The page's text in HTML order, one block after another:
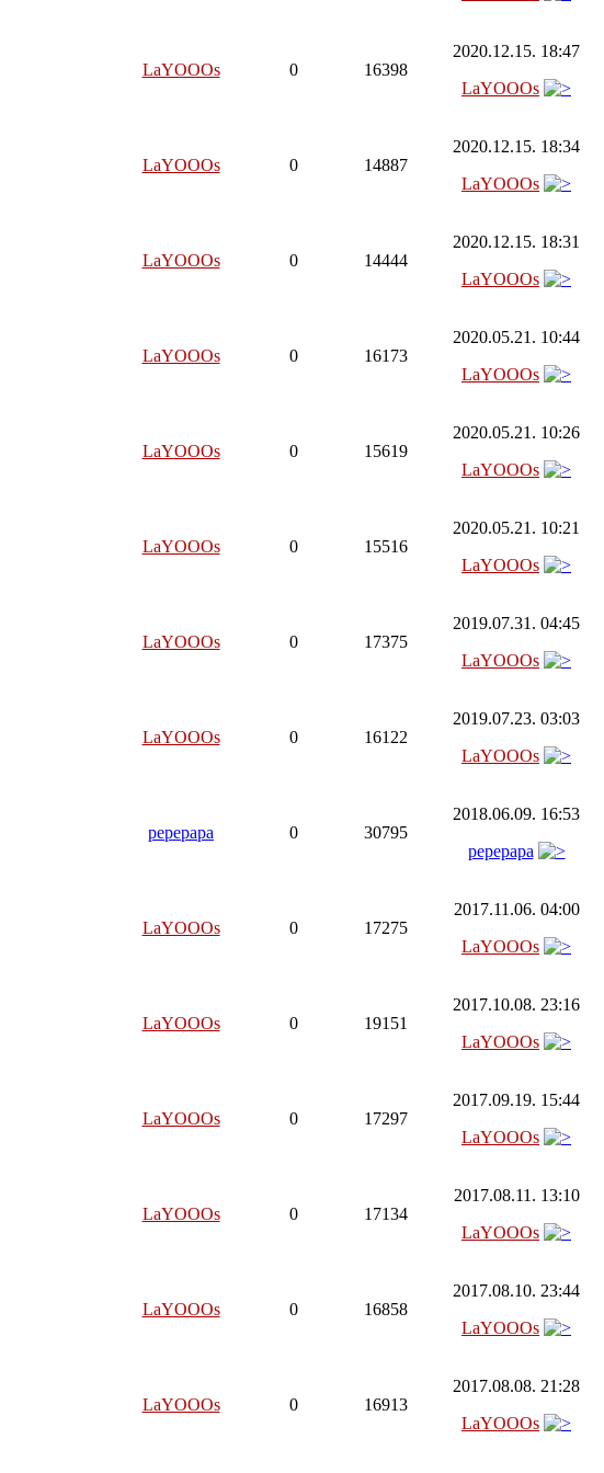
LaYOOOs 0 16398
2020.12.15. 18:47
LaYOOOs
LaYOOOs 0 14887
2020.12.15. 18:34
LaYOOOs
LaYOOOs 0 14444
2020.12.15. 18:31
LaYOOOs
LaYOOOs 0 16173
2020.05.21. 10:44
LaYOOOs
LaYOOOs 0 15619
2020.05.21. 10:26
LaYOOOs
LaYOOOs 0 15516
2020.05.21. 10:21
LaYOOOs
LaYOOOs 0 17375
2019.07.31. 04:45
LaYOOOs
LaYOOOs 0 16122
2019.07.23. 03:03
LaYOOOs
pepepapa 0 30795
2018.06.09. 16:53
pepepapa
LaYOOOs 0 17275
2017.11.06. 04:00
LaYOOOs
LaYOOOs 0 19151
2017.10.08. 23:16
LaYOOOs
LaYOOOs 0 17297
2017.09.19. 15:44
LaYOOOs
LaYOOOs 0 17134
2017.08.11. 13:10
LaYOOOs
LaYOOOs 0 16858
2017.08.10. 23:44
LaYOOOs
LaYOOOs 0 16913
2017.08.08. 21:28
LaYOOOs